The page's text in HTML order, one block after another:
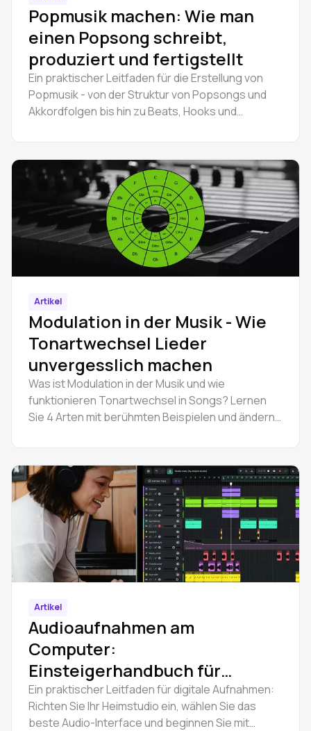
Popmusik machen: Wie man
einen Popsong schreibt,
produziert und fertigstellt
Ein praktischer Leitfaden für die Erstellung von
Popmusik - von der Struktur von Popsongs und
Akkordfolgen bis hin zu Beats, Hooks und
Artikel
Modulation in der Musik - Wie
Tonartwechsel Lieder
unvergesslich machen
Was ist Modulation in der Musik und wie
funktionieren Tonartwechsel in Songs? Lernen
Sie 4 Arten mit berühmten Beispielen und ändern
Artikel
Audioaufnahmen am
Computer:
Einsteigerhandbuch für
digitale Aufnahmen
Ein praktischer Leitfaden für digitale Aufnahmen:
Richten Sie Ihr Heimstudio ein, wählen Sie das
beste Audio-Interface und beginnen Sie mit